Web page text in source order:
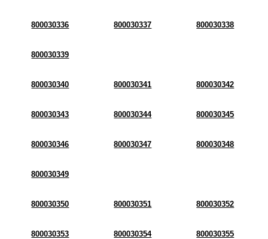
800030336 800030337 800030338
800030339
800030340 800030341 800030342
800030343 800030344 800030345
800030346 800030347 800030348
800030349
800030350 800030351 800030352
800030353 800030354 800030355